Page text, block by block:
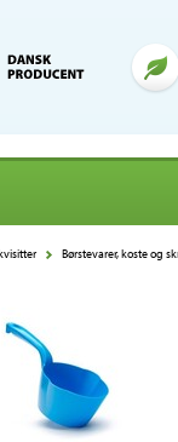
Børstevarer, koste og